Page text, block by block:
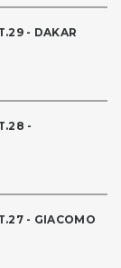
- DAKAR
-
- GIACOMO